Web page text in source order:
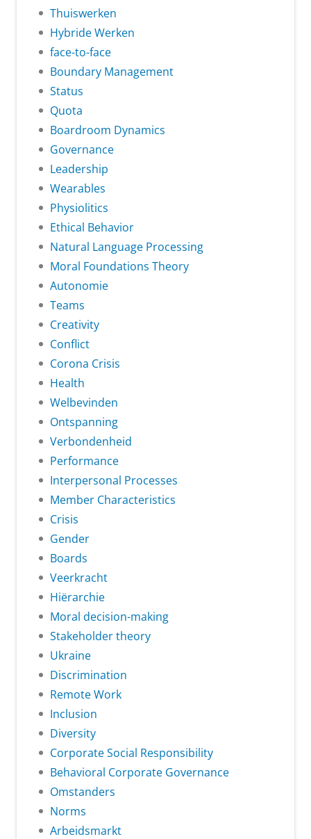
Thuiswerken
Hybride Werken
face-to-face
Boundary Management
Status
Quota
Boardroom Dynamics
Governance
Leadership
Wearables
Physiolitics
Ethical Behavior
Natural Language Processing
Moral Foundations Theory
Autonomie
Teams
Creativity
Conflict
Corona Crisis
Health
Welbevinden
Ontspanning
Verbondenheid
Performance
Interpersonal Processes
Member Characteristics
Crisis
Gender
Boards
Veerkracht
Hiërarchie
Moral decision-making
Stakeholder theory
Ukraine
Discrimination
Remote Work
Inclusion
Diversity
Corporate Social Responsibility
Behavioral Corporate Governance
Omstanders
Norms
Arbeidsmarkt